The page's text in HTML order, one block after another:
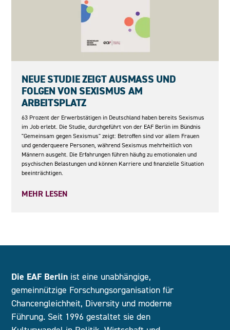
NEUE STUDIE ZEIGT AUSMASS UND F
OLGEN VON SEXISMUS AM A
RBEITSPLATZ
63 Prozent der Erwerbstätigen in Deutschland haben bereits Sexismus
im Job erlebt. Die Studie, durchgeführt von der EAF Berlin im Bündnis
"Gemeinsam gegen Sexismus" zeigt: Betroffen sind vor allem Frauen
und genderqueere Personen, während Sexismus mehrheitlich von
Männern ausgeht. Die Erfahrungen führen häufig zu emotionalen und
psychischen Belastungen und können Karriere und finanzielle Situation
beeinträchtigen.
MEHR LESEN
Die EAF Berlin ist eine unabhängige,
gemeinnützige Forschungsorganisation für
Chancengleichheit, Diversity und moderne
Führung. Seit 1996 gestaltet sie den